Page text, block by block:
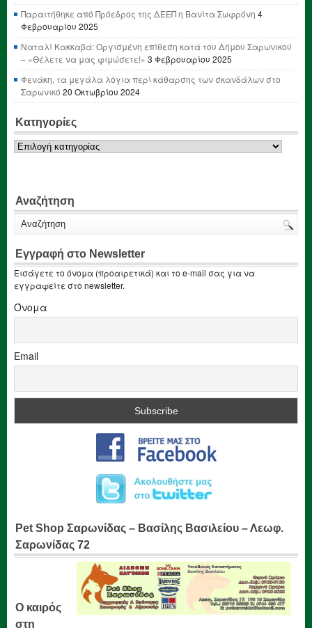
Παραιτήθηκε από Πρόεδρος της ΔΕΕΠ η Βανίτα Σωφρόνη 4
Φεβρουαρίου 2025
Ναταλί Κακκαβά: Οργισμένη επίθεση κατά του Δήμου Σαρωνικού
– «Θέλετε να μας φιμώσετε!» 3 Φεβρουαρίου 2025
Φενάκη, τα μεγάλα λόγια περί κάθαρσης των σκανδάλων στο
Σαρωνικό 20 Οκτωβρίου 2024
Κατηγορίες
Κατηγορίες
Αναζήτηση
Εγγραφή στο Newsletter
Εισάγετε το όνομα (προαιρετικά) και το e-mail σας για να
εγγραφείτε στο newsletter.
Όνομα
Email
Pet Shop Σαρωνίδας – Βασίλης Βασιλείου – Λεωφ.
Σαρωνίδας 72
Ο καιρός
στη